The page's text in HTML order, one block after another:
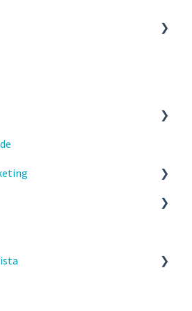
combustível
Combustível
gratuitos
de dispositivos